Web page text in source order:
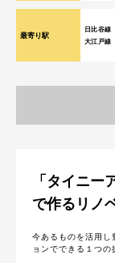
最寄り駅
日比谷線
大江戸線
「タイニ
で作るリノ
今あるものを活用し
ョンでできる１つの